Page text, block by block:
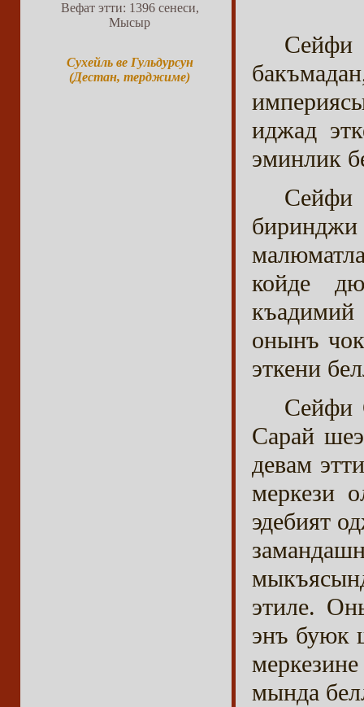
Вефат этти: 1396 сенеси,
Мысыр
Сухейль ве Гульдурсун
(Дестан, терджиме)
Сейфи
иджад
эминлик
койде
онынъ
эткени
Сейфи
Сарай
девам
меркези
эдебият
этиле.
энъ буюк
мында